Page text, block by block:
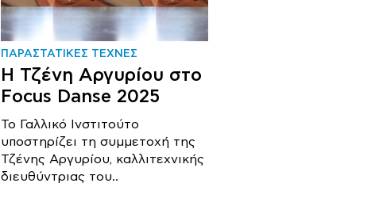
ΠΑΡΑΣΤΑΤΙΚΕΣ ΤΕΧΝΕΣ
Η Τζένη Αργυρίου στο
Focus Danse 2025
Το Γαλλικό Ινστιτούτο
υποστηρίζει τη συμμετοχή της
Τζένης Αργυρίου, καλλιτεχνικής
διευθύντριας του..